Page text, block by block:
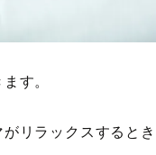
す。
リラックスするとき